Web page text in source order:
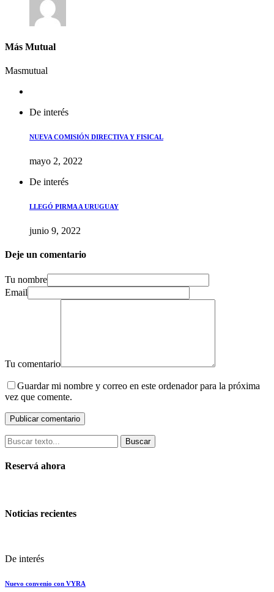
Más Mutual
Masmutual
De interés
NUEVA COMISIÓN DIRECTIVA Y FISICAL
mayo 2, 2022
De interés
LLEGÓ PIRMA A URUGUAY
junio 9, 2022
Deje un comentario
Tu nombre
Email
Tu comentario
Guardar mi nombre y correo en este ordenador para la próxima
vez que comente.
Buscar
Reservá ahora
Noticias recientes
De interés
Nuevo convenio con VYRA